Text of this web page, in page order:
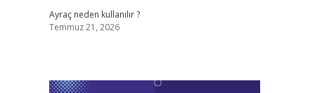
Ayraç neden kullanılır ?
Temmuz 21, 2026